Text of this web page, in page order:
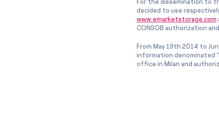
For the dissemination to
decided to use
www.emarketstorage.com
CONSOB authorization
From May 19th 2014 to
information denominated
office in Milan and